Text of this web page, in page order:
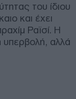
του ίδιου
και έχει
Ραϊσί. Η
υπερβολή, αλλά